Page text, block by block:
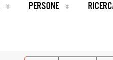
PERSONE